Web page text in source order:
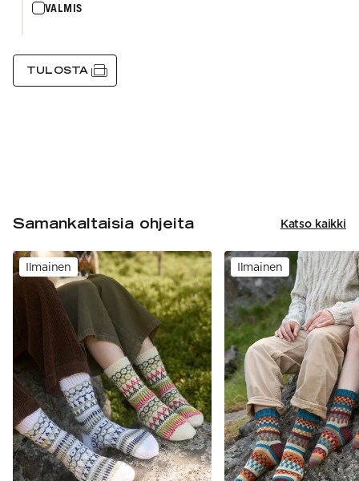
VALMIS
TULOSTA
Samankaltaisia ohjeita Katso kaikki
Ilmainen Ilmainen